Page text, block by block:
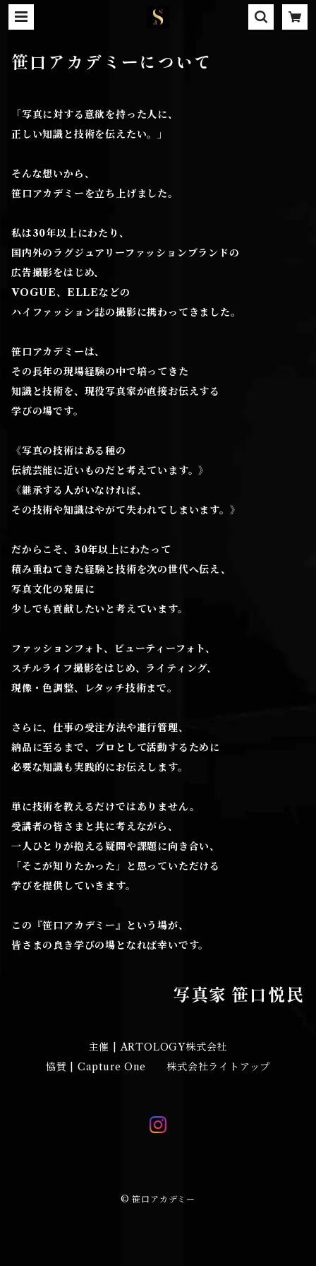
笹口アカデミーについて
「写真に対する意欲を持った人に、
正しい知識と技術を伝えたい。」
そんな想いから、
笹口アカデミーを立ち上げました。
私は30年以上にわたり、
国内外のラグジュアリーファッションブランドの
広告撮影をはじめ、
VOGUE、ELLEなどの
ハイファッション誌の撮影に携わってきました。
笹口アカデミーは、
その長年の現場経験の中で培ってきた
知識と技術を、現役写真家が直接お伝えする
学びの場です。
《写真の技術はある種の
伝統芸能に近いものだと考えています。》
《継承する人がいなければ、
その技術や知識はやがて失われてしまいます。》
だからこそ、30年以上にわたって
積み重ねてきた経験と技術を次の世代へ伝え、
写真文化の発展に
少しでも貢献したいと考えています。
ファッションフォト、ビューティーフォト、
スチルライフ撮影をはじめ、ライティング、
現像・色調整、レタッチ技術まで。
さらに、仕事の受注方法や進行管理、
納品に至るまで、プロとして活動するために
必要な知識も実践的にお伝えします。
単に技術を教えるだけではありません。
受講者の皆さまと共に考えながら、
一人ひとりが抱える疑問や課題に向き合い、
「そこが知りたかった」と思っていただける
学びを提供していきます。
この『笹口アカデミー』という場が、
皆さまの良き学びの場となれば幸いです。
写真家 笹口悦民
主催 | ARTOLOGY株式会社
協賛 | Capture One 株式会社ライトアップ
© 笹口アカデミー